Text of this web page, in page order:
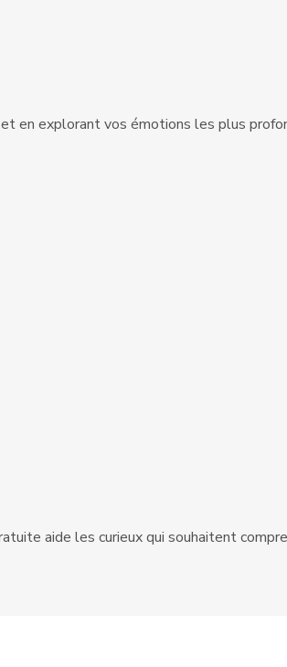
en explorant vos émotions les plus
aide les curieux qui souhaitent